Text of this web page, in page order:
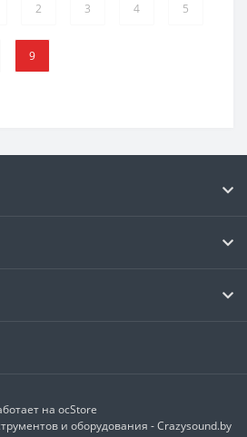
2 3 4 5
9
на ocStore
и оборудования - Crazysound.by